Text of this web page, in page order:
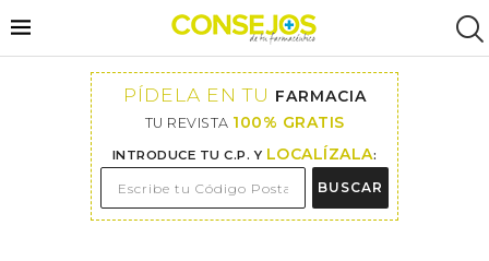
PÍDELA EN TU FARMACIA
TU REVISTA 100% GRATIS
INTRODUCE TU C.P. Y LOCALÍZALA:
BUSCAR